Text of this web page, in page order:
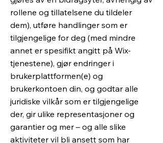
rollene og tillatelsene du tildeler
dem), utføre handlinger som er
tilgjengelige for deg (med mindre
annet er spesifikt angitt på Wix-
tjenestene), gjør endringer i
brukerplattformen(e) og
brukerkontoen din, og godtar alle
juridiske vilkår som er tilgjengelige
der, gir ulike representasjoner og
garantier og mer – og alle slike
aktiviteter vil bli ansett som har